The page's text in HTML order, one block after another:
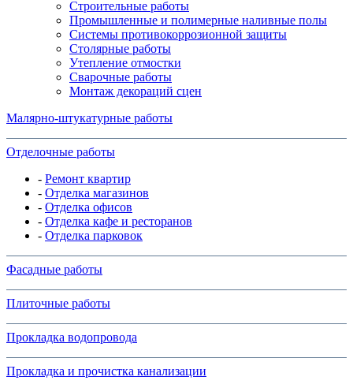
Строительные работы
Промышленные и полимерные наливные полы
Системы противокоррозионной защиты
Столярные работы
Утепление отмостки
Сварочные работы
Монтаж декораций сцен
Малярно-штукатурные работы
Отделочные работы
- Ремонт квартир
- Отделка магазинов
- Отделка офисов
- Отделка кафе и ресторанов
- Отделка парковок
Фасадные работы
Плиточные работы
Прокладка водопровода
Прокладка и прочистка канализации